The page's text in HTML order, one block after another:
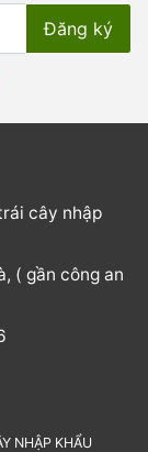
cây nhập
( gần công an
NHẬP KHẨU